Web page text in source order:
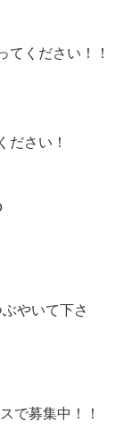
ください！！
さい！
やいて下さ
で募集中！！